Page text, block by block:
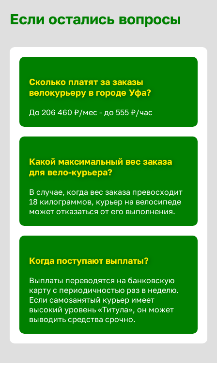
Если остались вопросы
Сколько платят за заказы
велокурьеру в городе Уфа?
До 206 460 ₽/мес - до 555 ₽/час
Какой максимальный вес заказа
для вело-курьера?
В случае, когда вес заказа превосходит
18 килограммов, курьер на велосипеде
может отказаться от его выполнения.
Когда поступают выплаты?
Выплаты переводятся на банковскую
карту с периодичностью раз в неделю.
Если самозанятый курьер имеет
высокий уровень «Титула», он может
выводить средства срочно.